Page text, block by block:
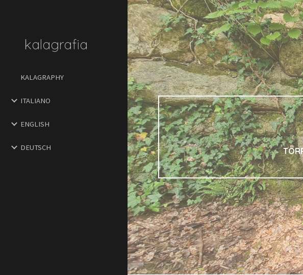
Skip to main content
kalagrafia
KALAGRAPHY
ITALIANO
ENGLISH
DEUTSCH